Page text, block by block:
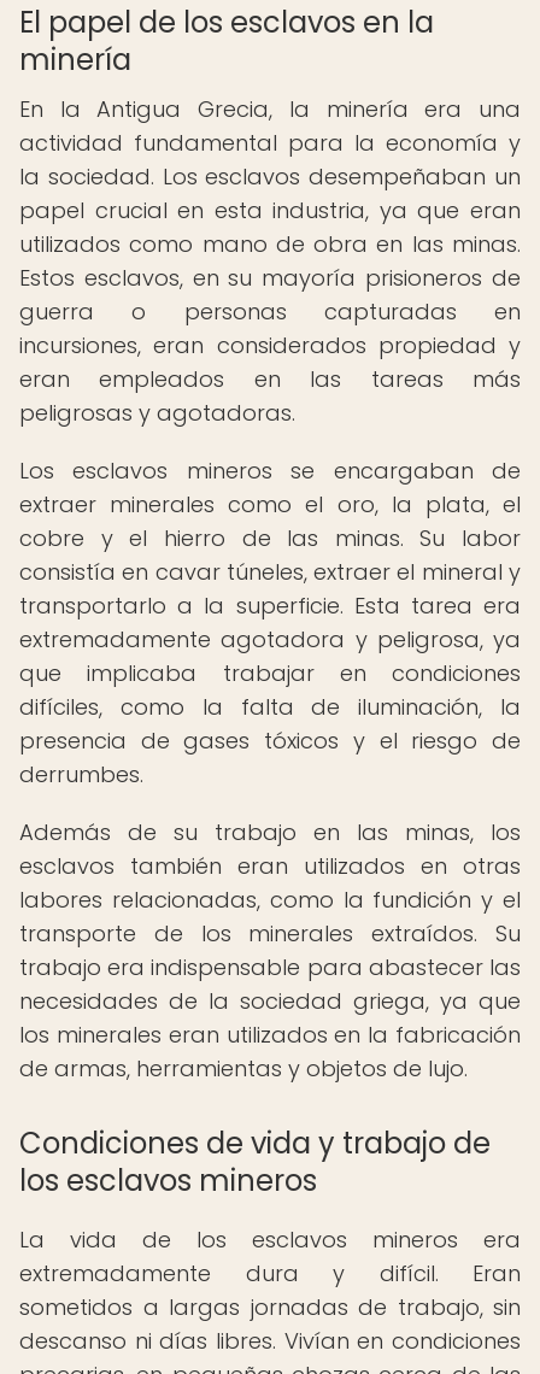
El papel de los esclavos en la
minería
En la Antigua Grecia, la minería era una
actividad fundamental para la economía y
la sociedad. Los esclavos desempeñaban un
papel crucial en esta industria, ya que eran
utilizados como mano de obra en las minas.
Estos esclavos, en su mayoría prisioneros de
guerra o personas capturadas en
incursiones, eran considerados propiedad y
eran empleados en las tareas más
peligrosas y agotadoras.
Los esclavos mineros se encargaban de
extraer minerales como el oro, la plata, el
cobre y el hierro de las minas. Su labor
consistía en cavar túneles, extraer el mineral y
transportarlo a la superficie. Esta tarea era
extremadamente agotadora y peligrosa, ya
que implicaba trabajar en condiciones
difíciles, como la falta de iluminación, la
presencia de gases tóxicos y el riesgo de
derrumbes.
Además de su trabajo en las minas, los
esclavos también eran utilizados en otras
labores relacionadas, como la fundición y el
transporte de los minerales extraídos. Su
trabajo era indispensable para abastecer las
necesidades de la sociedad griega, ya que
los minerales eran utilizados en la fabricación
de armas, herramientas y objetos de lujo.
Condiciones de vida y trabajo de
los esclavos mineros
La vida de los esclavos mineros era
extremadamente dura y difícil. Eran
sometidos a largas jornadas de trabajo, sin
descanso ni días libres. Vivían en condiciones